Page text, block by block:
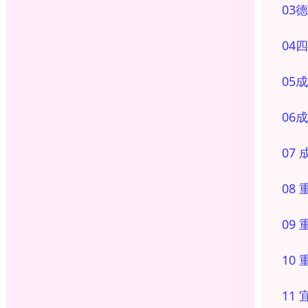
03
04
05
06
07
08
09
10
11